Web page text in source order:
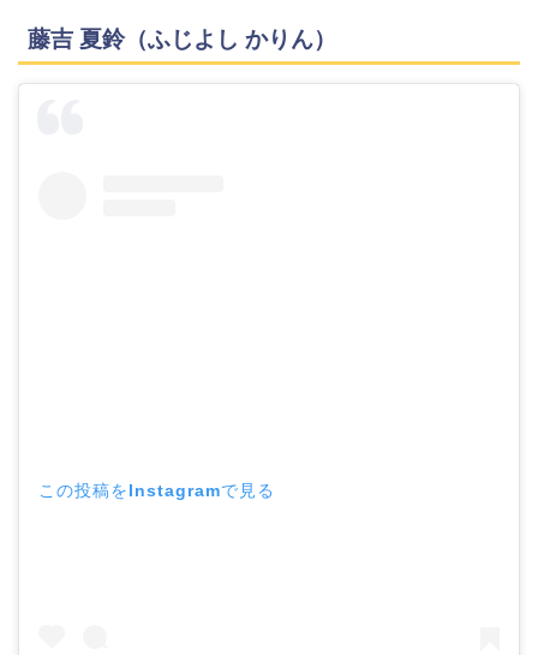
藤吉 夏鈴（ふじよし かりん）
この投稿をInstagramで見る